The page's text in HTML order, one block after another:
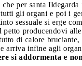
per santa
gli organi e poi i
sessuale si erge
petto producendovi
di calore bruciante,
arriva infine agli
si addormenta e